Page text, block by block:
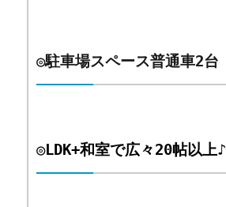
◎駐車場スペース普通車2台
◎LDK+和室で広々20帖以上♪